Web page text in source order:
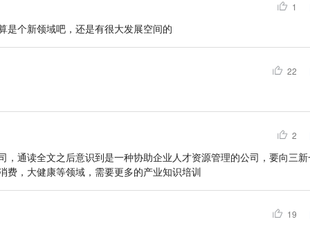
1
是个新领域吧，还是有很大发展空间的
22
2
，通读全文之后意识到是一种协助企业人才资源管理的公司，要向三
费，大健康等领域，需要更多的产业知识培训
19